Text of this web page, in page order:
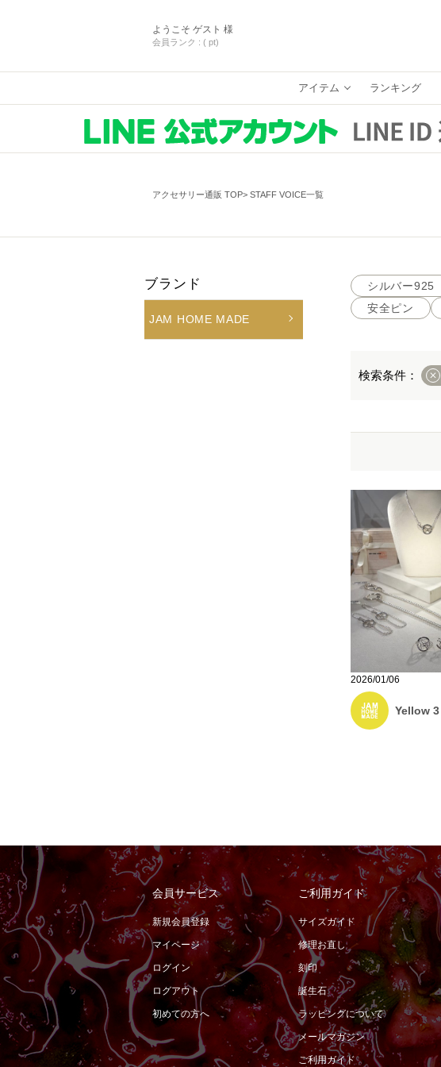
ようこそ ゲスト 様
会員ランク : ( pt)
アイテム ランキング
アクセサリー通販 TOP STAFF VOICE一覧
ブランド
JAM HOME MADE
シルバー925
安全ピン
2026/01/06
Yellow 3
会員サービス
新規会員登録
マイページ
ログイン
ログアウト
初めての方へ
ご利用ガイド
サイズガイド
修理お直し
刻印
誕生石
ラッピングについて
メールマガジン
ご利用ガイド